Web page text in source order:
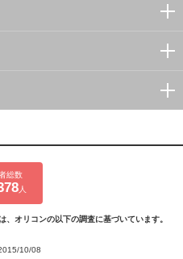
総数
人
オリコンの以下の調査に基づいています。
10/08